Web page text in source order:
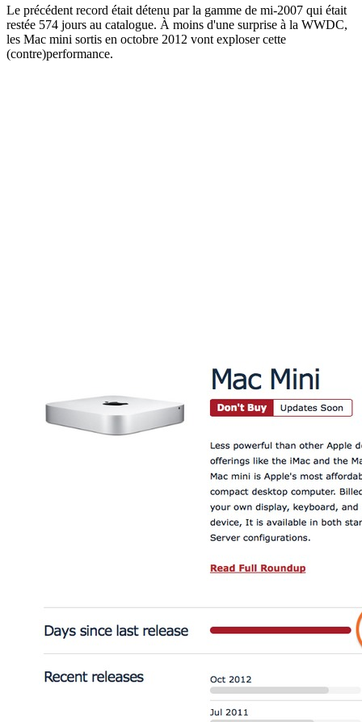
Le précédent record était détenu par la gamme de mi-2007 qui était
restée 574 jours au catalogue. À moins d'une surprise à la WWDC,
les Mac mini sortis en octobre 2012 vont exploser cette
(contre)performance.